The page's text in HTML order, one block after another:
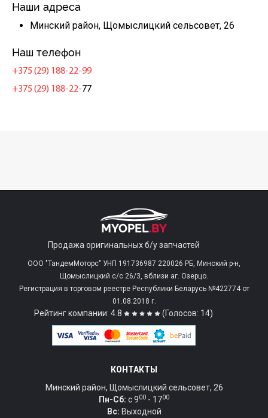
Наши адреса
Минский район, Щомыслицкий сельсовет, 26
Наш телефон
+375 (29) 188-22-99
+375 (29) 188-22-77
Продажа оригинальных б/у запчастей
ООО "ТандемМоторс" УНП 191736987 220026 РБ, Минский р-н,
Щомыслицкий с/c 26/3, вблизи аг. Озерцо.
Регистрация в торговом реестре Республики Беларусь №422774 от
01.08.2018 г.
Рейтинг компании: 4.8 (Голосов: 14)
КОНТАКТЫ
Минский район, Щомыслицкий сельсовет, 26
Пн-Сб: c 900 - 1700
Вс: Выходной